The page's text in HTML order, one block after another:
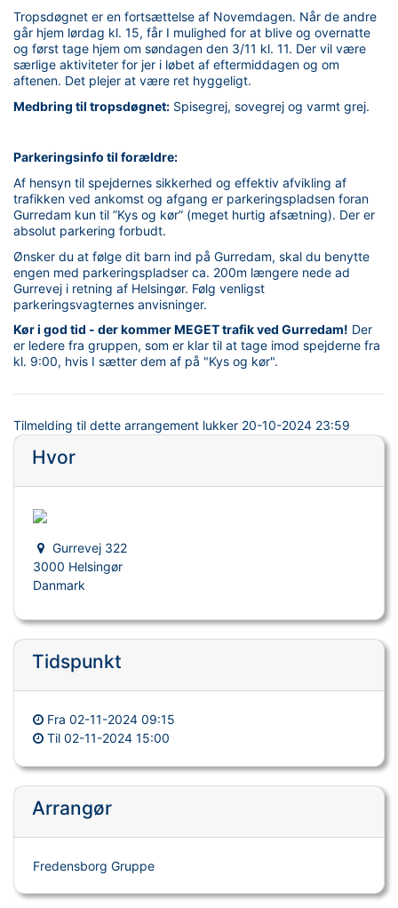
Tropsdøgnet er en fortsættelse af Novemdagen. Når de andre
går hjem lørdag kl. 15, får I mulighed for at blive og overnatte
og først tage hjem om søndagen den 3/11 kl. 11. Der vil være
særlige aktiviteter for jer i løbet af eftermiddagen og om
aftenen. Det plejer at være ret hyggeligt.
Medbring til tropsdøgnet: Spisegrej, sovegrej og varmt grej.
Parkeringsinfo til forældre:
Af hensyn til spejdernes sikkerhed og effektiv afvikling af
trafikken ved ankomst og afgang er parkeringspladsen foran
Gurredam kun til ”Kys og kør” (meget hurtig afsætning). Der er
absolut parkering forbudt.
Ønsker du at følge dit barn ind på Gurredam, skal du benytte
engen med parkeringspladser ca. 200m længere nede ad
Gurrevej i retning af Helsingør. Følg venligst
parkeringsvagternes anvisninger.
Kør i god tid - der kommer MEGET trafik ved Gurredam! Der
er ledere fra gruppen, som er klar til at tage imod spejderne fra
kl. 9:00, hvis I sætter dem af på "Kys og kør".
Tilmelding til dette arrangement lukker 20-10-2024 23:59
Hvor
Gurrevej 322
3000 Helsingør
Danmark
Tidspunkt
Fra 02-11-2024 09:15
Til 02-11-2024 15:00
Arrangør
Fredensborg Gruppe